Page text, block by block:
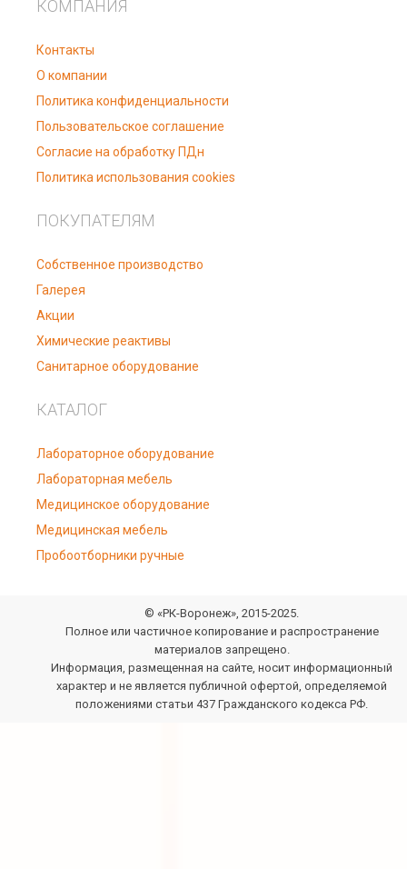
КОМПАНИЯ
Контакты
О компании
Политика конфиденциальности
Пользовательское соглашение
Согласие на обработку ПДн
Политика использования cookies
ПОКУПАТЕЛЯМ
Собственное производство
Галерея
Акции
Химические реактивы
Санитарное оборудование
КАТАЛОГ
Лабораторное оборудование
Лабораторная мебель
Медицинское оборудование
Медицинская мебель
Пробоотборники ручные
© «РК-Воронеж», 2015-2025.
Полное или частичное копирование и распространение
материалов запрещено.
Информация, размещенная на сайте, носит информационный
характер и не является публичной офертой, определяемой
положениями статьи 437 Гражданского кодекса РФ.